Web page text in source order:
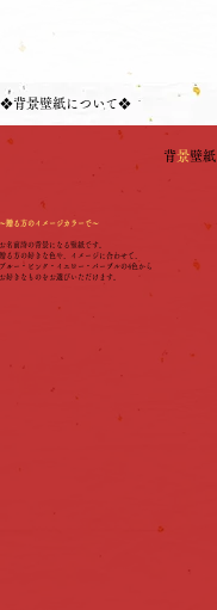
❖背景壁紙について❖
背景壁紙
贈る方のイメージカラーで～
名前詩の背景になる壁紙です。
る方の好きな色や、イメージに合わせて、
ルー・ピンク・イエロー・パープルの4色から
好きなものをお選びいただけます。